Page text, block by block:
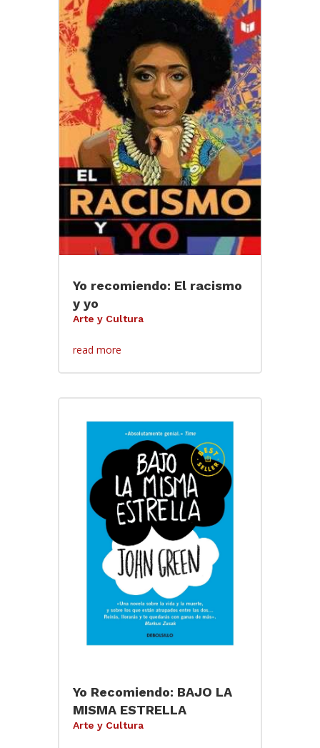
Yo recomiendo: El racismo
y yo
Arte y Cultura
read more
Yo Recomiendo: BAJO LA
MISMA ESTRELLA
Arte y Cultura